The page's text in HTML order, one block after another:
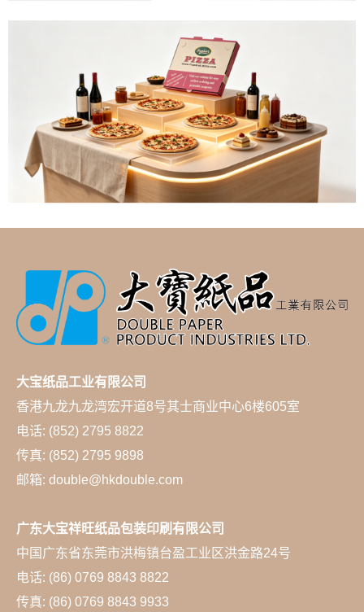
大宝纸品工业有限公司
香港九龙九龙湾宏开道8号其士商业中心6楼605室
电话: (852) 2795 8822
传真: (852) 2795 9898
邮箱: double@hkdouble.com
广东大宝祥旺纸品包装印刷有限公司
中国广东省东莞市洪梅镇台盈工业区洪金路24号
电话: (86) 0769 8843 8822
传真: (86) 0769 8843 9933